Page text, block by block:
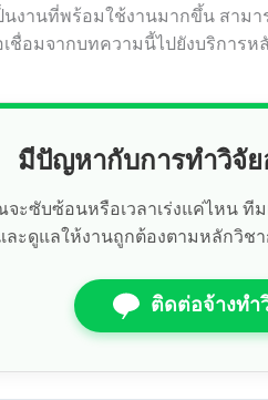
นงานที่พร้อมใช้งานมากขึ้น สามา
เชื่อมจากบทความนี้ไปยังบริการห
มีปัญหากับการทำวิจั
ะซับซ้อนหรือเวลาเร่งแค่ไหน ที
ละดูแลให้งานถูกต้องตามหลักวิช
ติดต่อจ้างทำ